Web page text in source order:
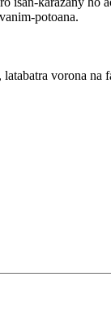
potoana.
vorona na